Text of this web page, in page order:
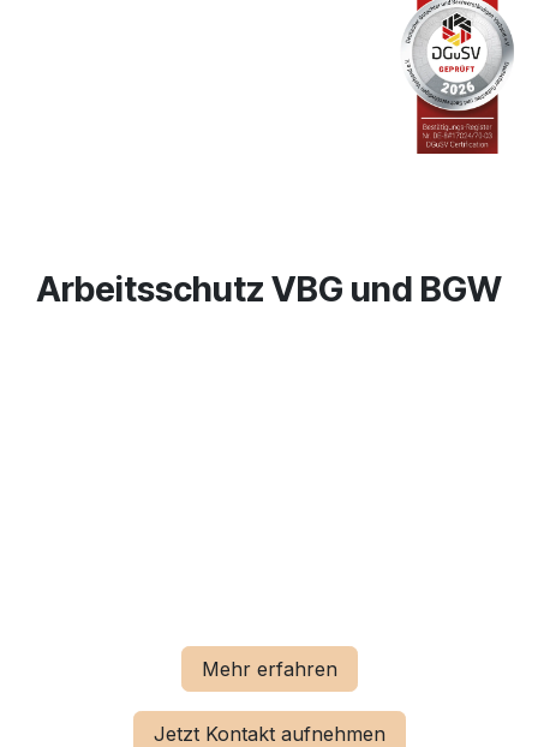
Arbeitsschutz VBG und BGW
Mehr erfahren
Jetzt Kontakt aufnehmen